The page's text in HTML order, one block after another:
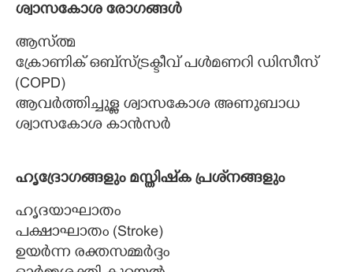
ശ്വാസകോശ രോഗങ്ങള്‍
ആസ്ത്മ
ക്രോണിക് ഒബ്‌സ്ട്രക്ടീവ് പള്‍മണറി ഡിസീസ്
(COPD)
ആവര്‍ത്തിച്ചുള്ള ശ്വാസകോശ അണുബാധ
ശ്വാസകോശ കാന്‍സര്‍
ഹൃദ്രോഗങ്ങളും മസ്തിഷ്‌ക പ്രശ്‌നങ്ങളും
ഹൃദയാഘാതം
പക്ഷാഘാതം (Stroke)
ഉയര്‍ന്ന രക്തസമ്മര്‍ദ്ദം